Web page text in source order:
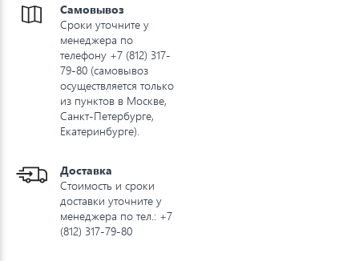
Самовывоз
Сроки уточните у
менеджера по
телефону +7 (812) 317-
79-80 (самовывоз
осуществляется только
из пунктов в Москве,
Санкт-Петербурге,
Екатеринбурге).
Доставка
Стоимость и сроки
доставки уточните у
менеджера по тел.: +7
(812) 317-79-80